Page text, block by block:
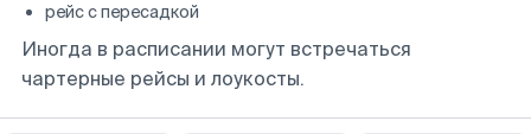
рейс с пересадкой
Иногда в расписании могут встречаться
чартерные рейсы и лоукосты.